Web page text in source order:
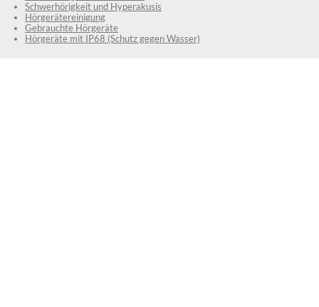
Schwerhörigkeit und Hyperakusis
Hörgerätereinigung
Gebrauchte Hörgeräte
Hörgeräte mit IP68 (Schutz gegen Wasser)